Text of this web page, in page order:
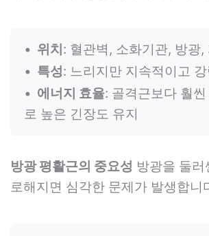
위치 : 혈관벽, 소화기관, 방광,
특성: 느리지만 지속적이고
에너지 효율: 골격근보다 훨
로 높은 긴장도 유지
방광 평활근의 중요성 방광을 둘러
로해지면 심각한 문제가 발생합니